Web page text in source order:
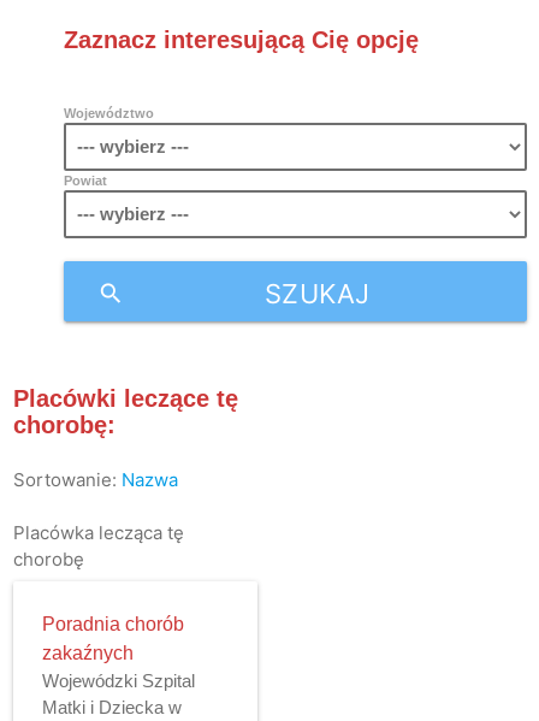
Zaznacz interesującą Cię opcję
Województwo
Powiat
SZUKAJ
search
Placówki leczące tę
chorobę:
Sortowanie: Nazwa
Placówka lecząca tę
chorobę
Poradnia chorób
zakaźnych
Wojewódzki Szpital
Matki i Dziecka w